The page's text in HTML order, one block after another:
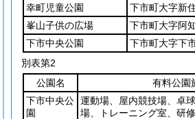
幸町児童公園
下市町大字新
峯山子供の広場
下市町大字阿
下市中央公園
下市町大字下
別表第2
公園名
有料公園
下市中央公
園
運動場、屋内競技場、卓
場、トレーニング室、研